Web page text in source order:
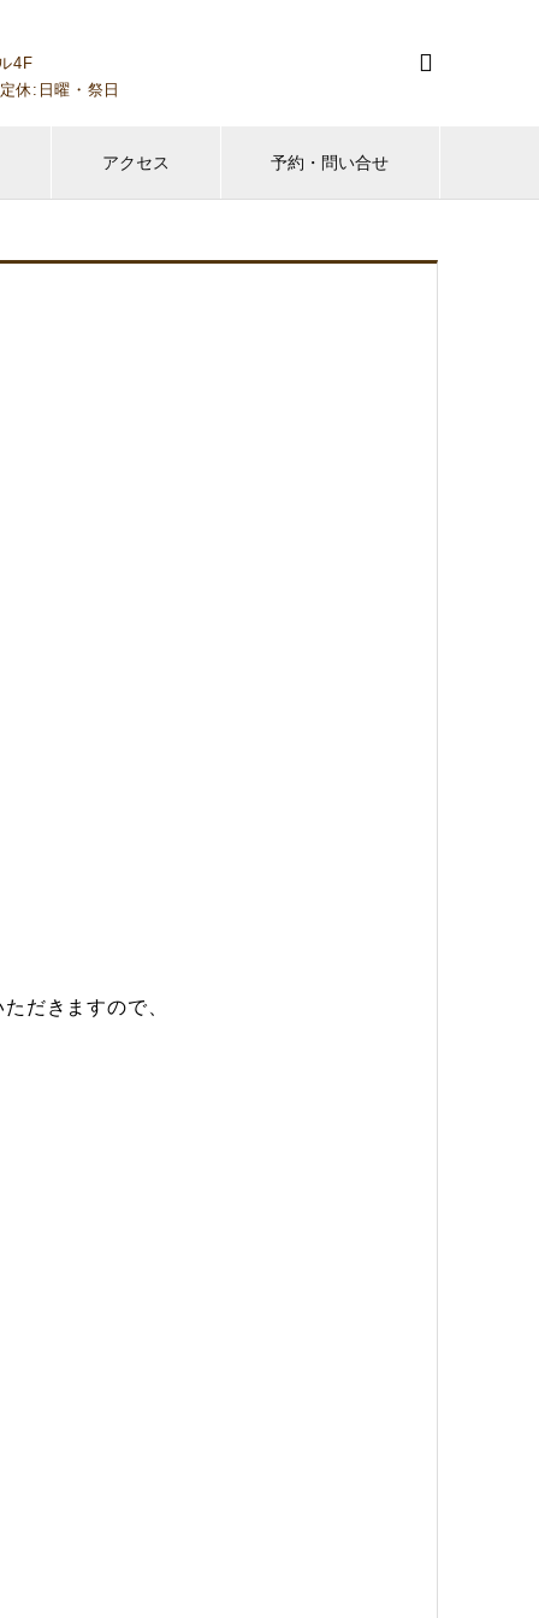
4F
休:日曜・祭日

アクセス 予約・問い合せ
だきますので、